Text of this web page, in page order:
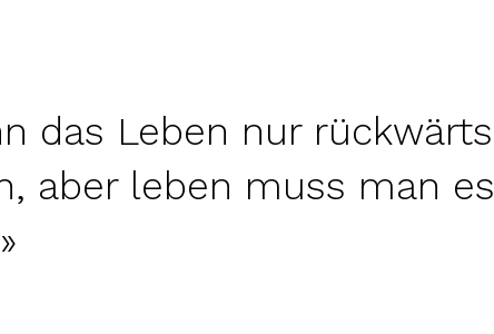
das Leben nur rückwärts
aber leben muss man es